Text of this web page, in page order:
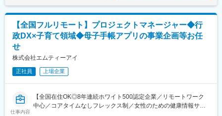
点駅、甲東中学校前駅、県庁前駅(沖縄県)
ション
・KPIの設定と進捗管理、データに基づいた改善策の立案と実行
・ロードマップの作成と管理
※ご本人の意向および試用期間中の業務状況などを踏まえて適材適
※少数精鋭で実力主義、かつ積極性・協力性・スピードを重んじる
■組織体制※製薬事業部
記です。
【全国フルリモート】プロジェクトマネージャー◆行
政DX×子育て領域◆母子手帳アプリの事業企画等お任
せ
株式会社エムティーアイ
正社員 上場企業
仕事内容
【全国在住OK◎8年連続ホワイト500認定企業／リモートワーク
中心／コアタイムなしフレックス制／女性のための健康情報サイ